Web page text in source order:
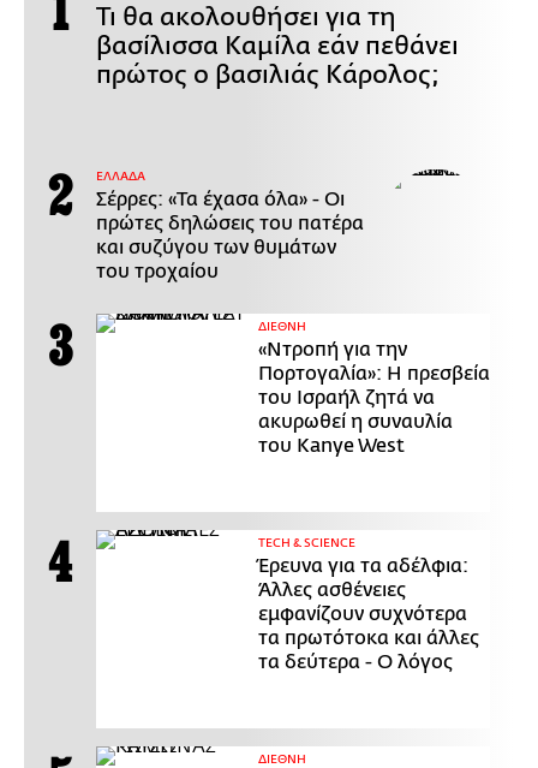
Τι θα ακολουθήσει για τη
βασίλισσα Καμίλα εάν πεθάνει
πρώτος ο βασιλιάς Κάρολος;
ΕΛΛΑΔΑ
Σέρρες: «Τα έχασα όλα» - Οι
πρώτες δηλώσεις του πατέρα
και συζύγου των θυμάτων
του τροχαίου
ΔΙΕΘΝΗ
«Ντροπή για την
Πορτογαλία»: Η πρεσβεία
του Ισραήλ ζητά να
ακυρωθεί η συναυλία
του Kanye West
ΤECH & SCIENCE
Έρευνα για τα αδέλφια:
Άλλες ασθένειες
εμφανίζουν συχνότερα
τα πρωτότοκα και άλλες
τα δεύτερα - Ο λόγος
ΔΙΕΘΝΗ